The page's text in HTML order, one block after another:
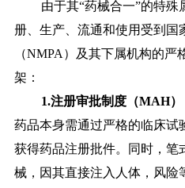
由于其“药械合一”的特殊
册、生产、流通和使用受到国
（NMPA）及其下属机构的
架：
1.注册审批制度（MAH）
药品本身需通过严格的临床试
获得药品注册批件。同时，笔
械，因其直接注入人体，风险